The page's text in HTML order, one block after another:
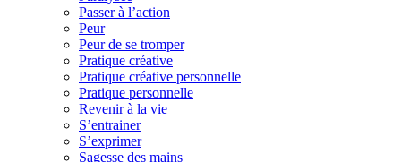
Passer à l’action
Peur
Peur de se tromper
Pratique créative
Pratique créative personnelle
Pratique personnelle
Revenir à la vie
S’entrainer
S’exprimer
Sagesse des mains